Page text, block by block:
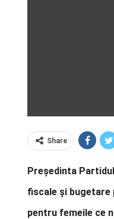
Share
Președinta
fiscale și bugetare
pentru femeile ce